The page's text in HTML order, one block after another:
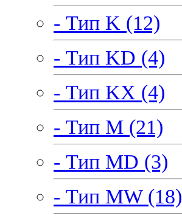
- Тип K (12)
- Тип KD (4)
- Тип KX (4)
- Тип M (21)
- Тип MD (3)
- Тип MW (18)